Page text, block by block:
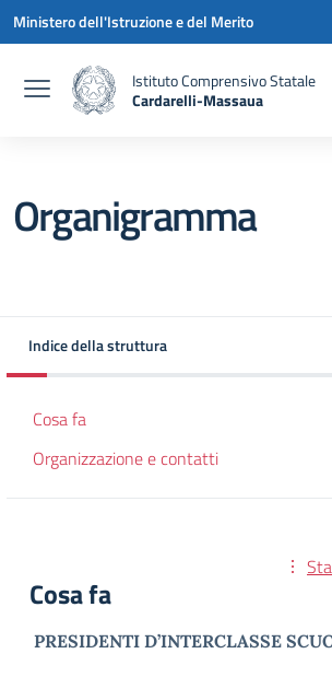
Vai ai contenuti
Vai al menu di navigazione
Vai al footer
Ministero dell'Istruzione e del Merito
Istituto Comprensivo Statale
Cardarelli-Massaua
Organigramma
Indice della struttura
Cosa fa
Organizzazione e contatti
Cosa fa
PRESIDENTI D’INTERCLASSE